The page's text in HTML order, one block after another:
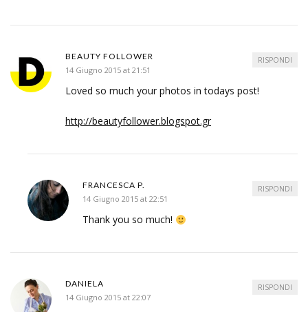
BEAUTY FOLLOWER
14 Giugno 2015 at 21:51
Loved so much your photos in todays post!
http://beautyfollower.blogspot.gr
RISPONDI
FRANCESCA P.
14 Giugno 2015 at 22:51
Thank you so much!
RISPONDI
DANIELA
14 Giugno 2015 at 22:07
RISPONDI